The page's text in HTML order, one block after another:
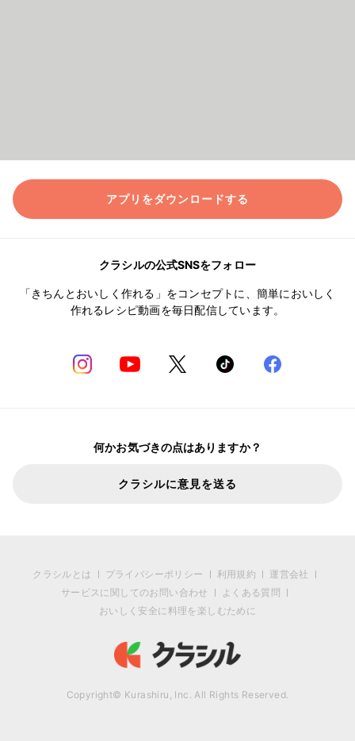
アプリをダウンロードする
クラシルの公式SNSをフォロー
「きちんとおいしく作れる」をコンセプトに、簡単においしく
作れるレシピ動画を毎日配信しています。
何かお気づきの点はありますか？
クラシルに意見を送る
クラシルとは プライバシーポリシー 利用規約
運営会社
サービスに関してのお問い合わせ
よくある質問
おいしく安全に料理を楽しむために
Copyright© Kurashiru, Inc. All Rights Reserved.